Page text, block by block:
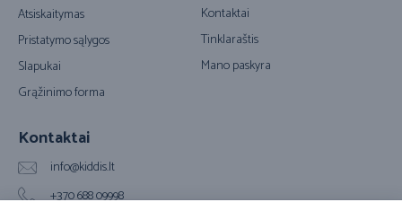
Atsiskaitymas
Pristatymo sąlygos
Slapukai
Grąžinimo forma
Kontaktai
Tinklaraštis
Mano paskyra
Kontaktai
info@kiddis.lt
+370 688 09998